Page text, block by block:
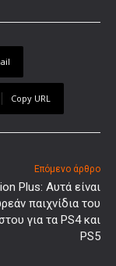
Copy URL
Επόμενο άρθρο
Plus: Αυτά είναι
παιχνίδια του
για τα PS4 και
PS5